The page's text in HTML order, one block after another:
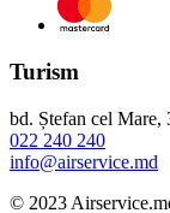
Turism
bd. Ștefan cel Mare,
022 240 240
info@airservice.md
© 2023